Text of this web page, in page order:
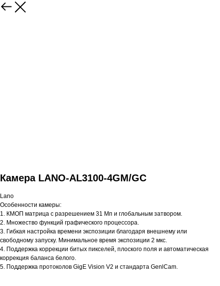
Камера LANO-AL3100-4GM/GC
Lano
Особенности камеры:
1. КМОП матрица с разрешением 31 Мп и глобальным затвором.
2. Множество функций графического процессора.
3. Гибкая настройка времени экспозиции благодаря внешнему или
свободному запуску. Минимальное время экспозиции 2 мкс.
4. Поддержка коррекции битых пикселей, плоского поля и автоматическая
коррекция баланса белого.
5. Поддержка протоколов GigE Vision V2 и стандарта GenlCam.